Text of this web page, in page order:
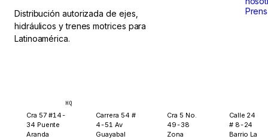
Distribución autorizada de ejes,
hidráulicos y trenes motrices para
Latinoamérica.
HQ
Cra 57 #14-
34 Puente
Aranda
Carrera 54 #
4-51 Av
Guayabal
Cra 5 No.
49-38
Zona
Calle 24
# 8-24
Barrio La